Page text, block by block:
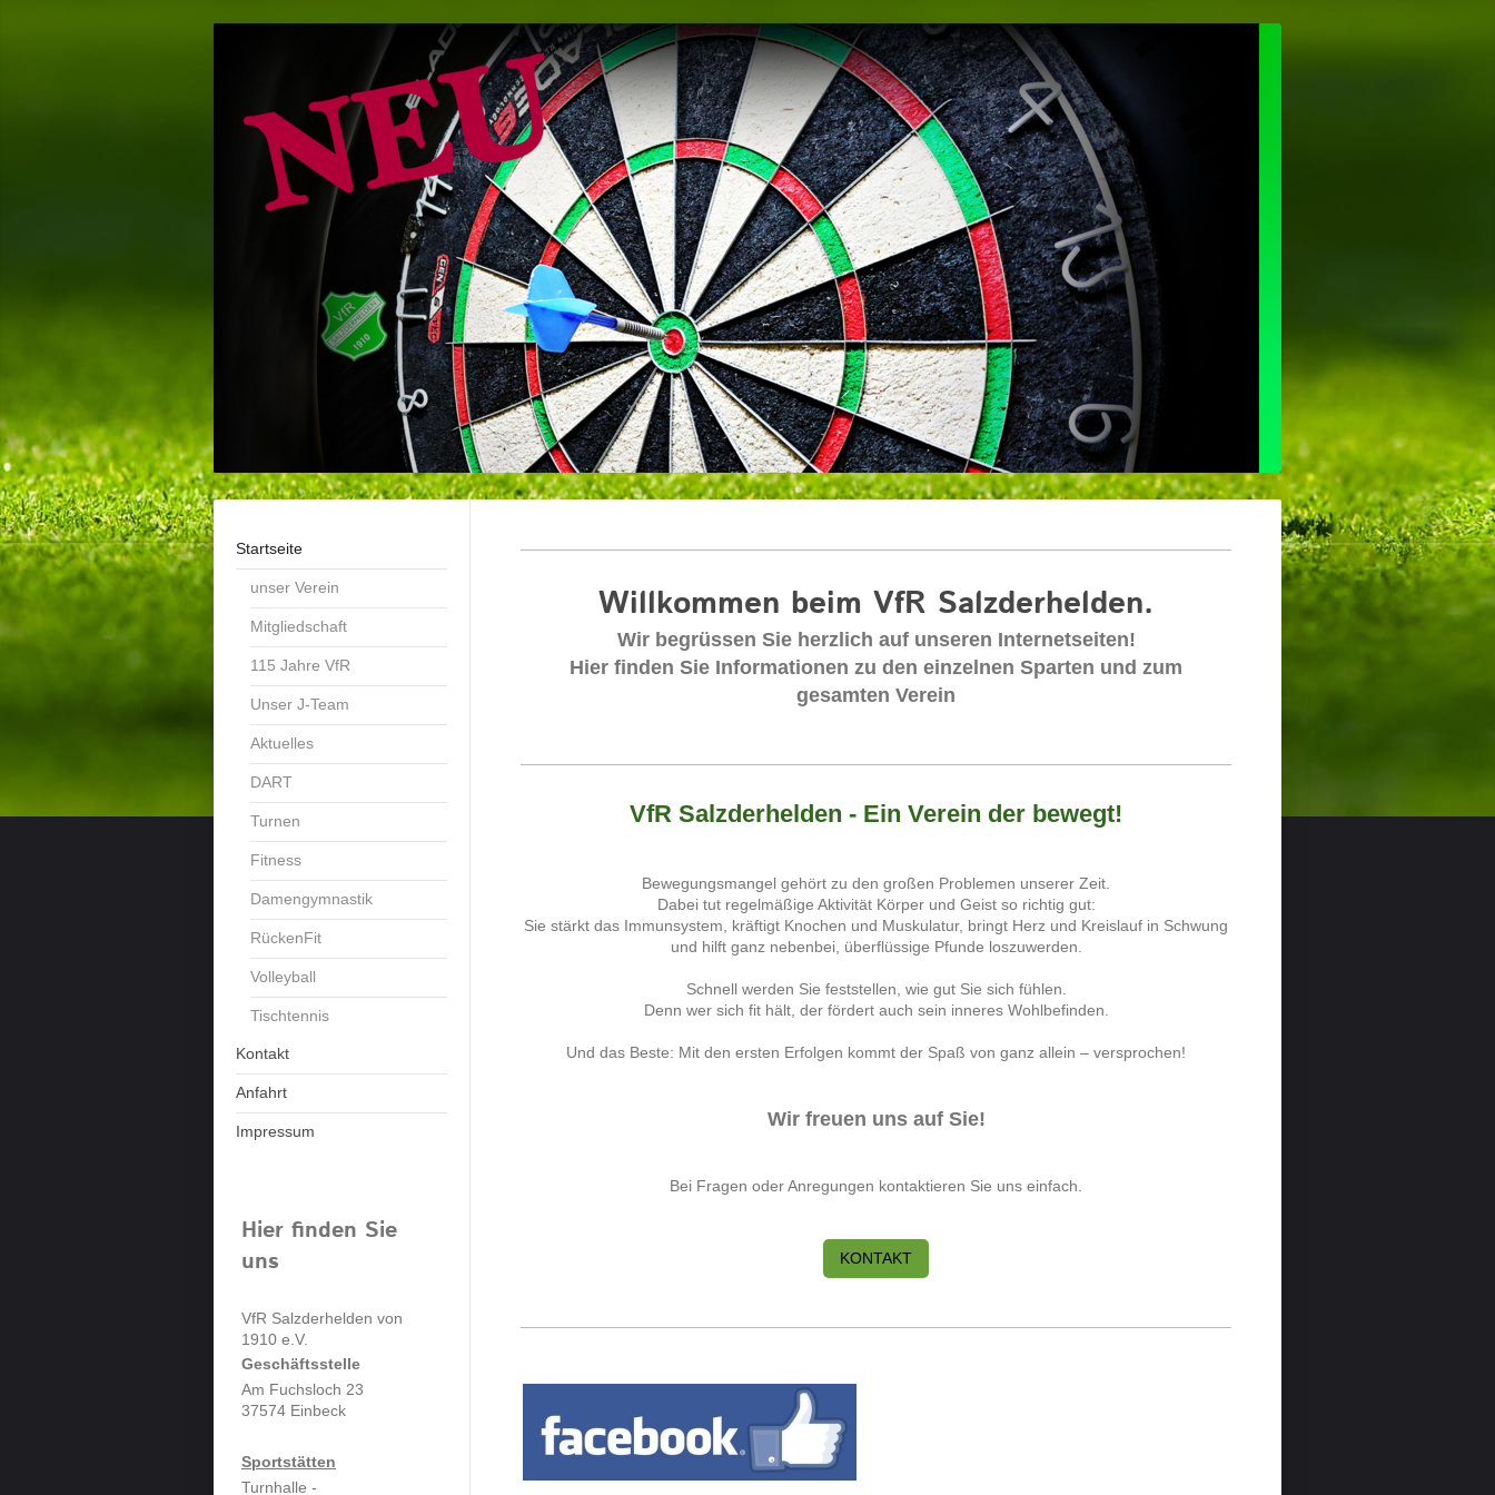
Startseite
unser Verein
Mitgliedschaft
115 Jahre VfR
Unser J-Team
Aktuelles
DART
Turnen
Fitness
Damengymnastik
RückenFit
Volleyball
Tischtennis
Kontakt
Anfahrt
Impressum
Willkommen beim VfR Salzderhelden.
Wir begrüssen Sie herzlich auf unseren Internetseiten!
Hier finden Sie Informationen zu den einzelnen Sparten und zum
gesamten Verein
VfR Salzderhelden - Ein Verein der bewegt!
Bewegungsmangel gehört zu den großen Problemen unserer Zeit.
Dabei tut regelmäßige Aktivität Körper und Geist so richtig gut:
Sie stärkt das Immunsystem, kräftigt Knochen und Muskulatur , bringt Herz und Kreislauf in Schwung
und hilft ganz nebenbei, überflüssige Pfunde loszuwerden.
Schnell werden Sie feststellen, wie gut Sie sich fühlen.
Denn wer sich fit hält, der fördert auch sein inneres Wohlbefinden.
Und das Beste: Mit den ersten Erfolgen kommt der Spaß von ganz allein – versprochen!
Wir freuen uns auf Sie!
Bei Fragen oder Anregungen kontaktieren Sie uns einfach.
KONTAKT
Hier finden Sie
uns
VfR Salzderhelden von
1910 e.V.
Geschäftsstelle
Am Fuchsloch 23
37574 Einbeck
Sportstätten
Turnhalle -